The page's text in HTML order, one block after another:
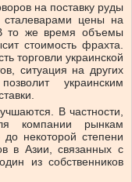
на поставку руды
сталеварами цены на
то же время объемы
стоимость фрахта.
торговли украинской
ситуация на других
украинским
В частности,
компании рынкам
некоторой степени
в Азии, связанных с
из собственников